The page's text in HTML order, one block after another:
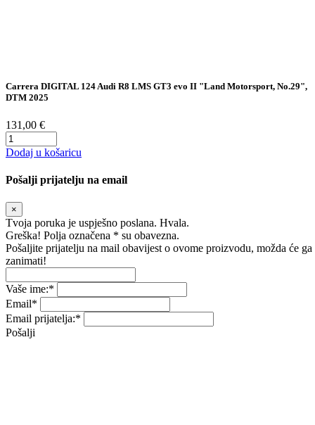
Carrera DIGITAL 124 Audi R8 LMS GT3 evo II "Land Motorsport, No.29",
DTM 2025
131,00 €
Dodaj u košaricu
Pošalji prijatelju na email
×
Tvoja poruka je uspješno poslana. Hvala.
Greška! Polja označena * su obavezna.
Pošaljite prijatelju na mail obavijest o ovome proizvodu, možda će ga
zanimati!
Vaše ime:*
Email*
Email prijatelja:*
Pošalji